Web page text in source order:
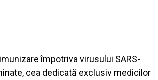
împotriva virusului SARS-
cea dedicată exclusiv medicilor